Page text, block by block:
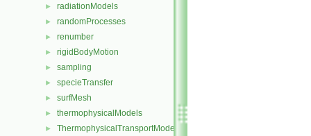
► radiationModels
► randomProcesses
► renumber
► rigidBodyMotion
► sampling
► specieTransfer
► surfMesh
► thermophysicalModels
► ThermophysicalTransportModels